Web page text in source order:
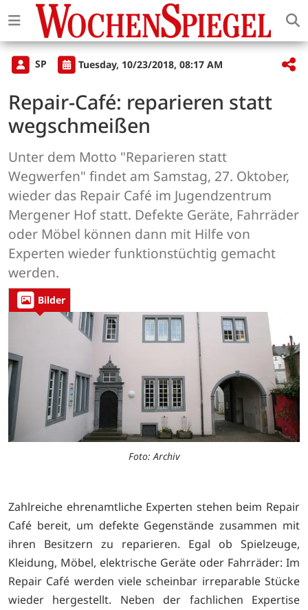
SP Tuesday, 10/23/2018, 08:17 AM
Repair-Café: reparieren statt
wegschmeißen
Unter dem Motto "Reparieren statt
Wegwerfen" findet am Samstag, 27. Oktober,
wieder das Repair Café im Jugendzentrum
Mergener Hof statt. Defekte Geräte, Fahrräder
oder Möbel können dann mit Hilfe von
Experten wieder funktionstüchtig gemacht
werden.
Bilder
Foto: Archiv
Zahlreiche ehrenamtliche Experten stehen beim Repair
Café bereit, um defekte Gegenstände zusammen mit
ihren Besitzern zu reparieren. Egal ob Spielzeuge,
Kleidung, Möbel, elektrische Geräte oder Fahrräder: Im
Repair Café werden viele scheinbar irreparable Stücke
wieder hergestellt. Neben der fachlichen Expertise